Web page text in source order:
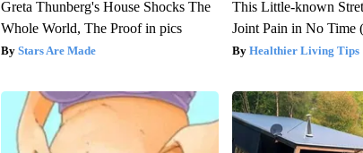
Greta Thunberg's House Shocks The
Whole World, The Proof in pics
Stars Are Made
This Little-known
Joint Pain in No Time
Healthier Living Tips